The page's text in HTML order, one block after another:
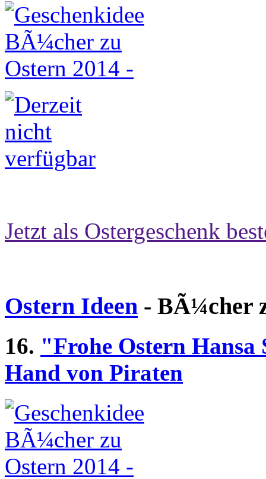
Jetzt als Ostergeschenk
Ostern Ideen - BÃ¼cher
16. "Frohe Ostern Hansa
Hand von Piraten